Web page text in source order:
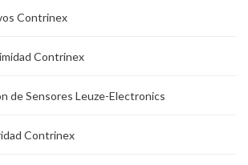
Contrinex
Contrinex
de Sensores Leuze-Electronics
Contrinex